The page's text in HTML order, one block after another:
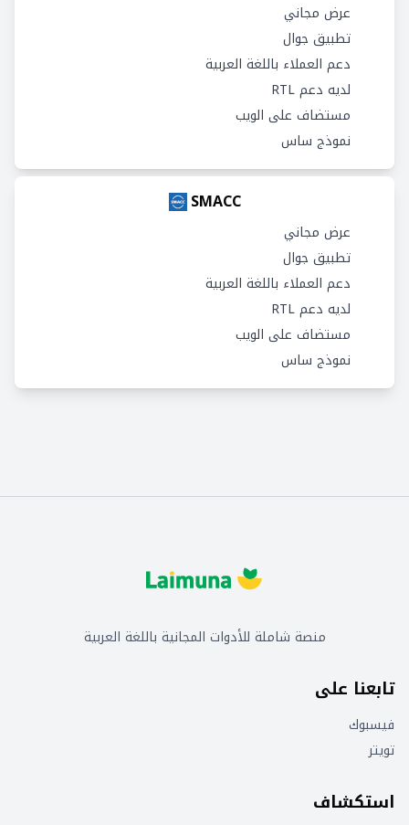
عرض مجاني
تطبيق جوال
دعم العملاء باللغة العربية
لديه دعم RTL
مستضاف على الويب
نموذج ساس
SMACC
عرض مجاني
تطبيق جوال
دعم العملاء باللغة العربية
لديه دعم RTL
مستضاف على الويب
نموذج ساس
منصة شاملة للأدوات المجانية باللغة العربية
تابعنا على
فيسبوك
تويتر
استكشاف